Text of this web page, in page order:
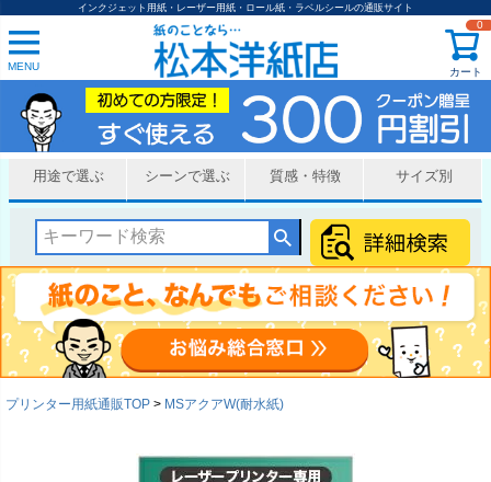
インクジェット用紙・レーザー用紙・ロール紙・ラベルシールの通販サイト
MENU カート
0
用途で選ぶ シーンで選ぶ 質感・特徴 サイズ別
プリンター用紙通販TOP MSアクアW(耐水紙)